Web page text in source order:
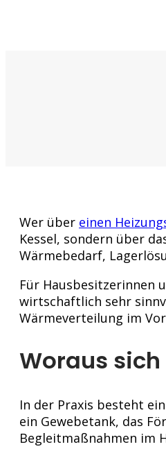
Wer über einen
Kessel, sondern über
Wärmebedarf,
Für Hausbesitzerinnen
wirtschaftlich sehr
Wärmeverteilung im
Woraus
In der Praxis besteht
ein Gewebetank, das
Begleitmaßnahmen im